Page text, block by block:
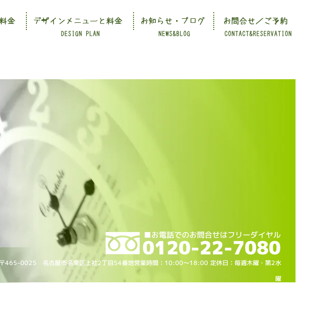
CONTACT&RESERVATION
DESIGN PLAN NEWS&BLOG
金 デザインメニューと料金 お知らせ・ブログ お問合せ／ご予約
〒465-0025 名古屋市名東区上社2丁目54番地営業時間：10:00～18:00 定休日：毎週木曜・第2水
曜